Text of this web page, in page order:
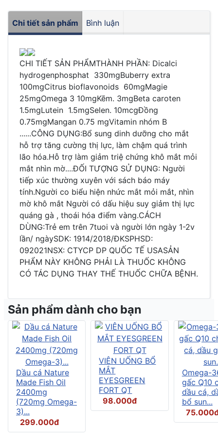
Chi tiết sản phẩm Bình luận
CHI TIẾT SẢN PHẨMTHÀNH PHẦN: Dicalci
hydrogenphosphat 330mgBuberry extra
100mgCitrus bioflavonoids 60mgMagie
25mgOmega 3 10mgKẽm. 3mgBeta caroten
1.5mgLutein 1.5mgSelen. 10mcgĐồng
0.75mgMangan 0.75 mgVitamin nhóm B
......CÔNG DỤNG:Bổ sung dinh dưỡng cho mắt
hỗ trợ tăng cường thị lực, làm chậm quá trình
lão hóa.Hỗ trợ làm giảm triệ chứng khô mắt mỏi
mắt nhìn mờ....ĐỐI TƯỢNG SỬ DỤNG: Người
tiếp xúc thường xuyên với sách báo máy
tính.Người co biểu hiện nhức mắt mỏi mắt, nhìn
mờ khô mắt Người có dấu hiệu suy giảm thị lực
quáng gà , thoái hóa điểm vàng.CÁCH
DÙNG:Trẻ em trên 7tuoi và người lớn ngày 1-2v
lần/ ngàySDK: 1914/2018/ĐKSPHSD:
092021NSX: CTYCP DP QUỐC TẾ USASẢN
PHẨM NÀY KHÔNG PHẢI LÀ THUỐC KHÔNG
CÓ TÁC DỤNG THAY THẾ THUỐC CHỮA BỆNH.
Sản phẩm dành cho bạn
Dầu cá Nature
Made Fish Oil
2400mg
(720mg Omega-
3)...
299.000đ
VIÊN UỐNG BỔ
MẮT
EYESGREEN
FORT QT
98.000đ
Omega-
gấc Q10
dầu cá,
bổ sun...